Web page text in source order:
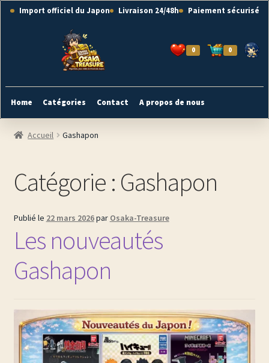
Aller
Aller Import officiel du Japon Livraison 24/48h Paiement sécurisé
0 0
Home Catégories Contact A propos de nous
Accueil Gashapon
Catégorie : Gashapon
Publié le 22 mars 2026par Osaka-Treasure
Les nouveautés
Gashapon